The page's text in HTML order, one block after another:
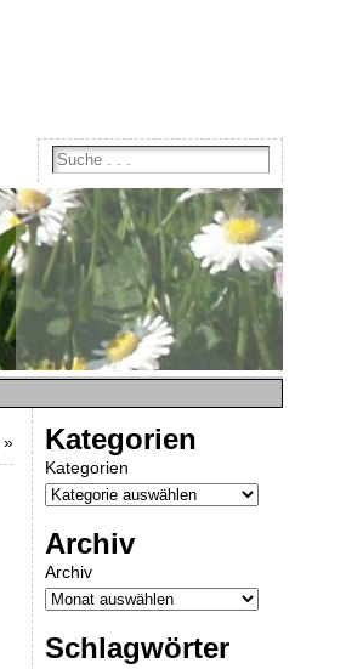
» Kategorien
Kategorien
Archiv
Archiv
Schlagwörter